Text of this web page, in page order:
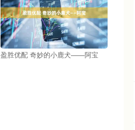
盈胜优配 奇妙的小鹿犬——阿宝